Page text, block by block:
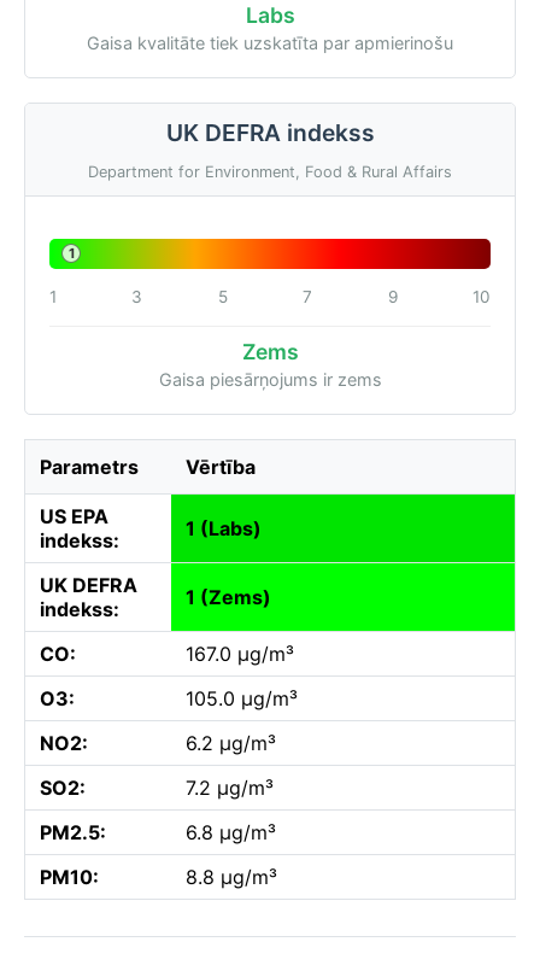
Labs
Gaisa kvalitāte tiek uzskatīta par apmierinošu
UK DEFRA indekss
Department for Environment, Food & Rural Affairs
1
1 3 5 7 9 10
Zems
Gaisa piesārņojums ir zems
Parametrs Vērtība
US EPA
indekss:
1 (Labs)
UK DEFRA
indekss:
1 (Zems)
CO:
167.0 µg/m³
O3:
105.0 µg/m³
NO2:
6.2 µg/m³
SO2:
7.2 µg/m³
PM2.5:
6.8 µg/m³
PM10:
8.8 µg/m³